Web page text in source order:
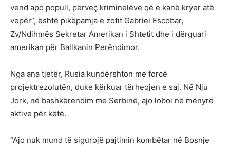
vend apo popull, përveç kriminelëve që e kanë kryer atë
vepër”, është pikëpamja e zotit Gabriel Escobar,
Zv/Ndihmës Sekretar Amerikan i Shtetit dhe i dërguari
amerikan për Ballkanin Perëndimor.
Nga ana tjetër, Rusia kundërshton me forcë
projektrezolutën, duke kërkuar tërheqjen e saj. Në Nju
Jork, në bashkërendim me Serbinë, ajo loboi në mënyrë
aktive për këtë.
“Ajo nuk mund të sigurojë pajtimin kombëtar në Bosnje